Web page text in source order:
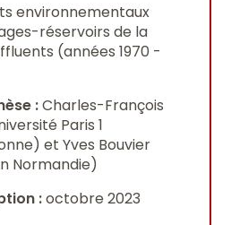
environnementaux
réservoirs de la
(années 1970 -
:Charles-François
Paris 1
et Yves Bouvier
Normandie)
:octobre 2023